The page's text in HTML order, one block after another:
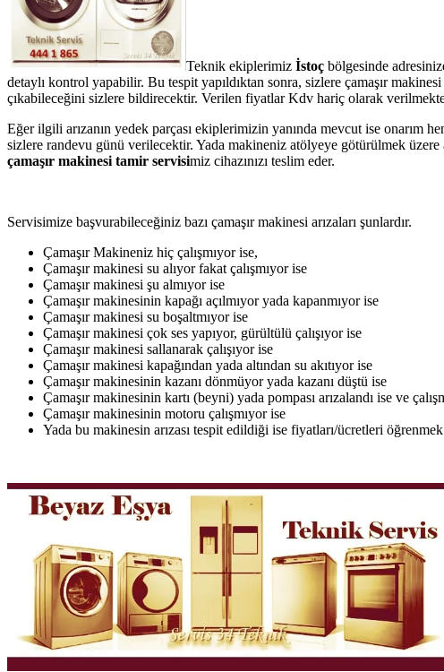
Teknik ekiplerimiz İstoç bölgesinde
detaylı kontrol yapabilir. Bu tespit yapıldıktan sonra, sizlere çamaşır
çıkabileceğini sizlere bildirecektir. Verilen fiyatlar Kdv hariç olarak
Eğer ilgili arızanın yedek parçası ekiplerimizin yanında mevcut ise onarım
sizlere randevu günü verilecektir. Yada makineniz atölyeye götürülmek üzere
çamaşır makinesi tamir servisimiz cihazınızı teslim eder.
Servisimize başvurabileceğiniz bazı çamaşır makinesi arızaları şunlardır.
Çamaşır Makineniz hiç çalışmıyor ise,
Çamaşır makinesi su alıyor fakat çalışmıyor ise
Çamaşır makinesi şu almıyor ise
Çamaşır makinesinin kapağı açılmıyor yada kapanmıyor ise
Çamaşır makinesi su boşaltmıyor ise
Çamaşır makinesi çok ses yapıyor, gürültülü çalışıyor ise
Çamaşır makinesi sallanarak çalışıyor ise
Çamaşır makinesi kapağından yada altından su akıtıyor ise
Çamaşır makinesinin kazanı dönmüyor yada kazanı düştü ise
Çamaşır makinesinin kartı (beyni) yada pompası arızalandı ise ve
Çamaşır makinesinin motoru çalışmıyor ise
Yada bu makinesin arızası tespit edildiği ise fiyatları/ücretleri